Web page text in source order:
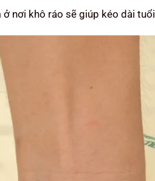
nơi khô ráo sẽ giúp kéo dài